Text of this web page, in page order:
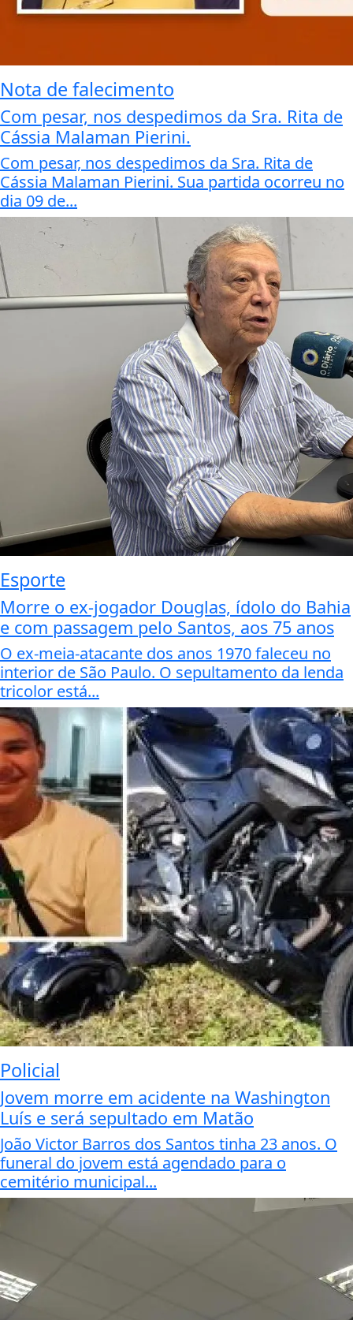
Nota de falecimento
Com pesar, nos despedimos da Sra. Rita de
Cássia Malaman Pierini.
Com pesar, nos despedimos da Sra. Rita de
Cássia Malaman Pierini. Sua partida ocorreu no
dia 09 de...
Esporte
Morre o ex-jogador Douglas, ídolo do Bahia
e com passagem pelo Santos, aos 75 anos
O ex-meia-atacante dos anos 1970 faleceu no
interior de São Paulo. O sepultamento da lenda
tricolor está...
Policial
Jovem morre em acidente na Washington
Luís e será sepultado em Matão
João Victor Barros dos Santos tinha 23 anos. O
funeral do jovem está agendado para o
cemitério municipal...